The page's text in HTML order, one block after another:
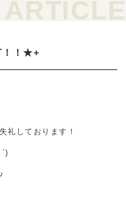
ARTICLE
！！★+
礼しております！